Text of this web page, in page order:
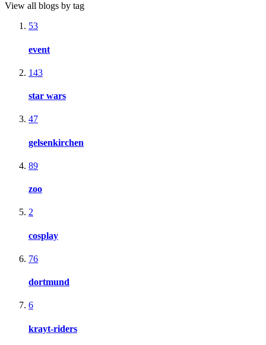
View all blogs by tag
53
event
143
star wars
47
gelsenkirchen
89
zoo
2
cosplay
76
dortmund
6
krayt-riders